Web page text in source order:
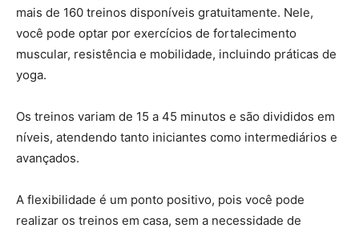
mais de 160 treinos disponíveis gratuitamente. Nele,
você pode optar por exercícios de fortalecimento
muscular, resistência e mobilidade, incluindo práticas de
yoga.
Os treinos variam de 15 a 45 minutos e são divididos em
níveis, atendendo tanto iniciantes como intermediários e
avançados.
A flexibilidade é um ponto positivo, pois você pode
realizar os treinos em casa, sem a necessidade de